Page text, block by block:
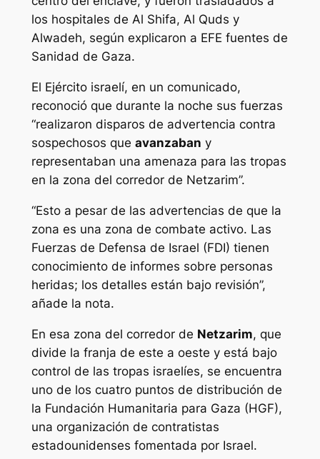
los hospitales de Al Shifa, Al Quds y
Alwadeh, según explicaron a EFE fuentes de
Sanidad de Gaza.
El Ejército israelí, en un comunicado,
reconoció que durante la noche sus fuerzas
“realizaron disparos de advertencia contra
sospechosos que avanzaban y
representaban una amenaza para las tropas
en la zona del corredor de Netzarim”.
“Esto a pesar de las advertencias de que la
zona es una zona de combate activo. Las
Fuerzas de Defensa de Israel (FDI) tienen
conocimiento de informes sobre personas
heridas; los detalles están bajo revisión”,
añade la nota.
En esa zona del corredor de Netzarim, que
divide la franja de este a oeste y está bajo
control de las tropas israelíes, se encuentra
uno de los cuatro puntos de distribución de
la Fundación Humanitaria para Gaza (HGF),
una organización de contratistas
estadounidenses fomentada por Israel.